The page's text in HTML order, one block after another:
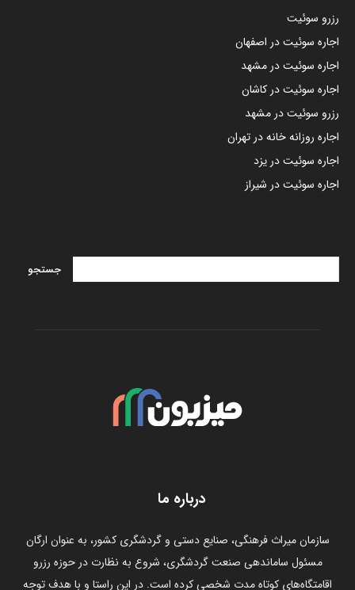
رزرو سوئیت
اجاره سوئیت در اصفهان
اجاره سوئیت در مشهد
اجاره سوئیت در کاشان
رزرو سوئیت در مشهد
اجاره روزانه خانه در تهران
اجاره سوئیت در یزد
اجاره سوئیت در شیراز
درباره ما
سازمان میراث فرهنگی، صنایع دستی و گردشگری کشور، به عنوان ارگان
مسئول ساماندهی صنعت گردشگری، شروع به نظارت در حوزه رزرو
اقامتگاه‌های کوتاه مدت شخصی کرده است. در این راستا و با هدف توجه